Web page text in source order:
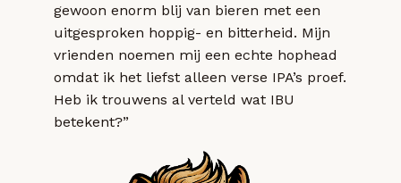
gewoon enorm blij van bieren met een
uitgesproken hoppig- en bitterheid. Mijn
vrienden noemen mij een echte hophead
omdat ik het liefst alleen verse IPA’s proef.
Heb ik trouwens al verteld wat IBU
betekent?”